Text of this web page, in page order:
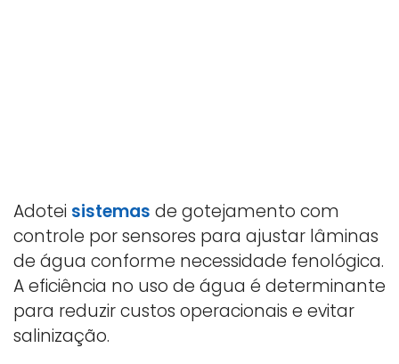
Adotei sistemas de gotejamento com
controle por sensores para ajustar lâminas
de água conforme necessidade fenológica.
A eficiência no uso de água é determinante
para reduzir custos operacionais e evitar
salinização.